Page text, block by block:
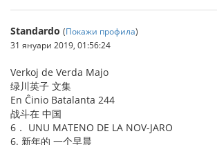
Standardo (Покажи профила)
31 януари 2019, 01:56:24
Verkoj de Verda Majo
绿川英子 文集
En Ĉinio Batalanta 244
战斗在 中国
6． UNU MATENO DE LA NOV-JARO
6. 新年的 一个早晨